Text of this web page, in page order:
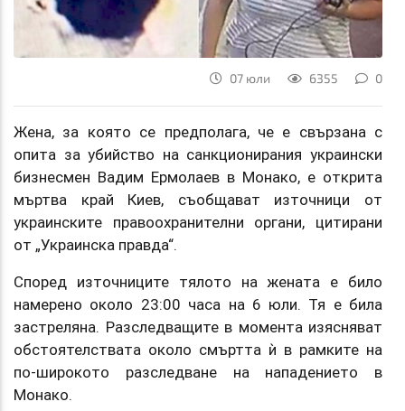
07 юли 6355 0
Жена, за която се предполага, че е свързана с
опита за убийство на санкционирания украински
бизнесмен Вадим Ермолаев в Монако, е открита
мъртва край Киев, съобщават източници от
украинските правоохранителни органи, цитирани
от „Украинска правда“.
Според източниците тялото на жената е било
намерено около 23:00 часа на 6 юли. Тя е била
застреляна. Разследващите в момента изясняват
обстоятелствата около смъртта ѝ в рамките на
по-широкото разследване на нападението в
Монако.